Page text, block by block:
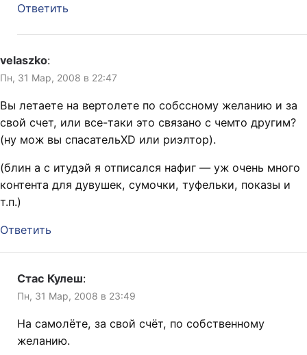
Ответить
velaszko:
Пн, 31 Мар, 2008 в 22:47
Вы летаете на вертолете по собссному желанию и за
свой счет, или все-таки это связано с чемто другим?
(ну мож вы спасательXD или риэлтор).
(блин а с итудэй я отписался нафиг — уж очень много
контента для дувушек, сумочки, туфельки, показы и
т.п.)
Ответить
Стас Кулеш:
Пн, 31 Мар, 2008 в 23:49
На самолёте, за свой счёт, по собственному
желанию.